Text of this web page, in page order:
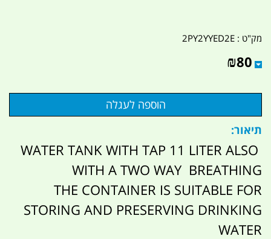
מק"ט : 2PY2YYED2E
₪80
תיאור:
WATER TANK WITH TAP 11 LITER ALSO
WITH A TWO WAY BREATHING
THE CONTAINER IS SUITABLE FOR
STORING AND PRESERVING DRINKING
WATER